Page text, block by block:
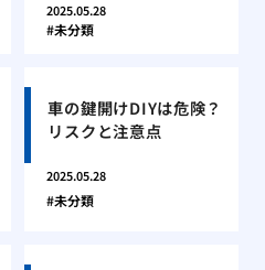
2025.05.28
未分類
車の鍵開けDIYは危険？
リスクと注意点
2025.05.28
未分類